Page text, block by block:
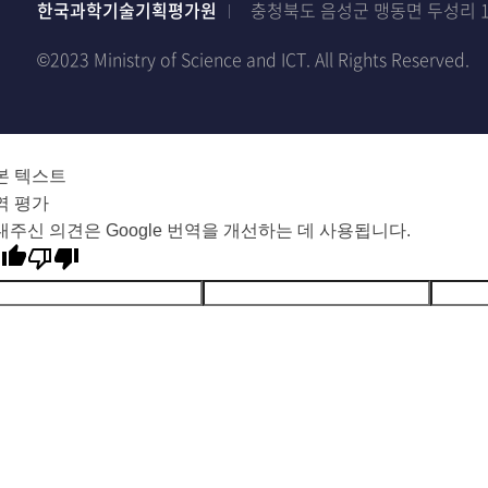
한국과학기술기획평가원
충청북도 음성군 맹동면 두성리
©2023 Ministry of Science and ICT. All Rights Reserved.
텍스트
평가
주신 의견은 Google 번역을 개선하는 데 사용됩니다.